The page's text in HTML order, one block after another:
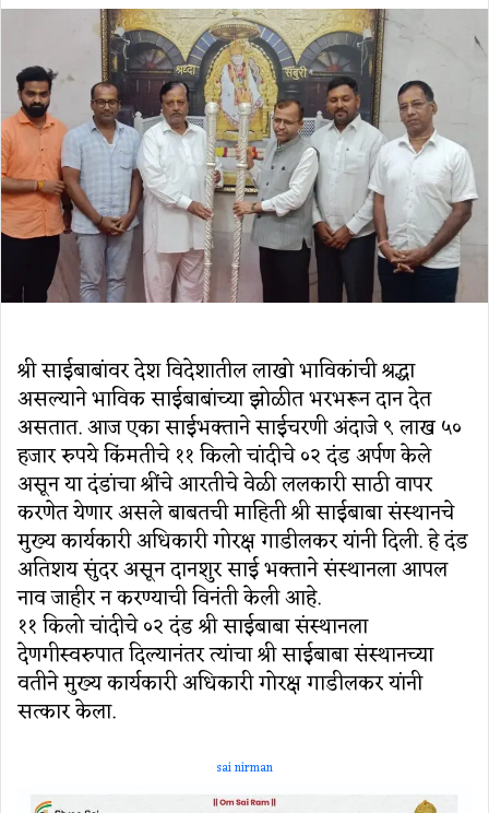
email
श्री साईबाबांवर देश विदेशातील लाखो भाविकांची श्रद्धा
असल्याने भाविक साईबाबांच्या झोळीत भरभरून दान देत
असतात. आज एका साईभक्ताने साईचरणी अंदाजे ९ लाख ५०
हजार रुपये किंमतीचे ११ किलो चांदीचे ०२ दंड अर्पण केले
असून या दंडांचा श्रींचे आरतीचे वेळी ललकारी साठी वापर
करणेत येणार असले बाबतची माहिती श्री साईबाबा संस्‍थानचे
मुख्‍य कार्यकारी अधिकारी गोरक्ष गाडीलकर यांनी दिली. हे दंड
अतिशय सुंदर असून दानशुर साई भक्‍ताने संस्थानला आपल
नाव जाहीर न करण्याची विनंती केली आहे.
११ किलो चांदीचे ०२ दंड श्री साईबाबा संस्‍थानला
देणगीस्‍वरुपात दिल्‍यानंतर त्‍यांचा श्री साईबाबा संस्थानच्या
वतीने मुख्‍य कार्यकारी अधिकारी गोरक्ष गाडीलकर यांनी
सत्कार केला.
sai nirman